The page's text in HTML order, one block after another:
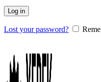
Log in
Lost your password?